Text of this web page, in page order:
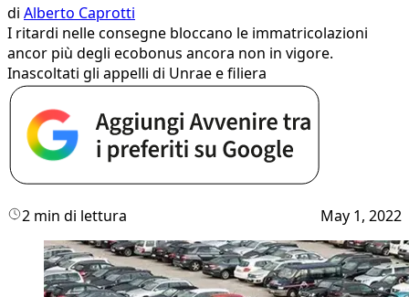
di Alberto Caprotti
I ritardi nelle consegne bloccano le immatricolazioni
ancor più degli ecobonus ancora non in vigore.
Inascoltati gli appelli di Unrae e filiera
2 min di lettura May 1, 2022